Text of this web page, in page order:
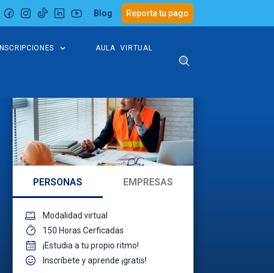
Blog Reporta tu pago
INSCRIPCIONES AULA VIRTUAL
PERSONAS EMPRESAS
Modalidad virtual
150 Horas Cerficadas
¡Estudia a tu propio ritmo!
Inscríbete y aprende ¡gratis!